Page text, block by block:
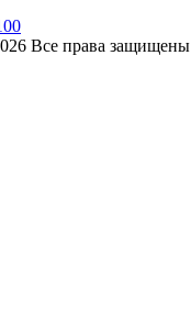
Все права защищены